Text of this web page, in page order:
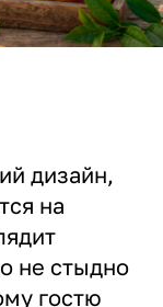
дизайн,
на
не стыдно
гостю